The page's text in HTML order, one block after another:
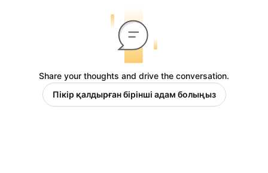
Share your thoughts and drive the conversation.
Пікір қалдырған бірінші адам болыңыз